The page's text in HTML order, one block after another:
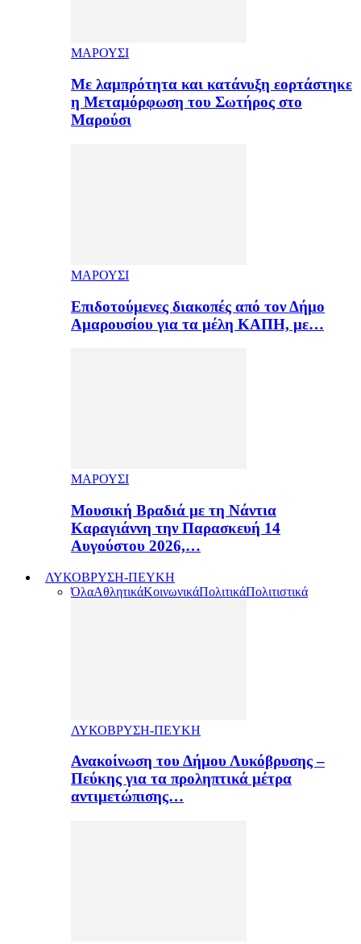
ΜΑΡΟΥΣΙ
Με λαμπρότητα και κατάνυξη εορτάστηκε
η Μεταμόρφωση του Σωτήρος στο
Μαρούσι
ΜΑΡΟΥΣΙ
Επιδοτούμενες διακοπές από τον Δήμο
Αμαρουσίου για τα μέλη ΚΑΠΗ, με…
ΜΑΡΟΥΣΙ
Μουσική Βραδιά με τη Νάντια
Καραγιάννη την Παρασκευή 14
Αυγούστου 2026,…
ΛΥΚΟΒΡΥΣΗ-ΠΕΥΚΗ
ΌλαΑθλητικάΚοινωνικάΠολιτικάΠολιτιστικά
ΛΥΚΟΒΡΥΣΗ-ΠΕΥΚΗ
Ανακοίνωση του Δήμου Λυκόβρυσης –
Πεύκης για τα προληπτικά μέτρα
αντιμετώπισης…